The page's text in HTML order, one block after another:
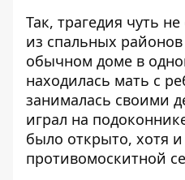
Так, трагедия чуть
из спальных
обычном доме в
находилась мать с
занималась своими
играл на
было открыто, хотя
противомоскитной